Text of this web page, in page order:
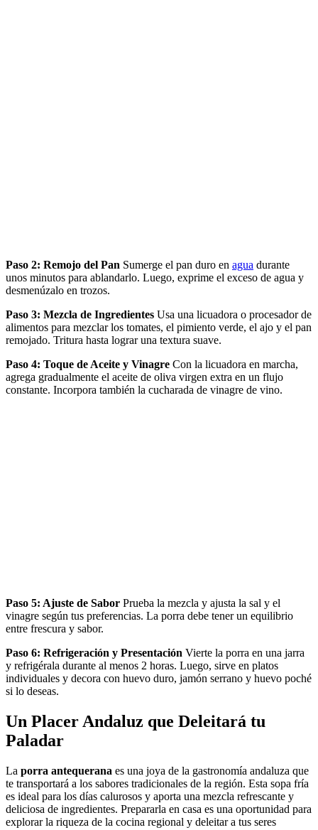
Paso 2: Remojo del Pan Sumerge el pan duro en agua durante
unos minutos para ablandarlo. Luego, exprime el exceso de agua y
desmenúzalo en trozos.
Paso 3: Mezcla de Ingredientes Usa una licuadora o procesador de
alimentos para mezclar los tomates, el pimiento verde, el ajo y el pan
remojado. Tritura hasta lograr una textura suave.
Paso 4: Toque de Aceite y Vinagre Con la licuadora en marcha,
agrega gradualmente el aceite de oliva virgen extra en un flujo
constante. Incorpora también la cucharada de vinagre de vino.
Paso 5: Ajuste de Sabor Prueba la mezcla y ajusta la sal y el
vinagre según tus preferencias. La porra debe tener un equilibrio
entre frescura y sabor.
Paso 6: Refrigeración y Presentación Vierte la porra en una jarra
y refrigérala durante al menos 2 horas. Luego, sirve en platos
individuales y decora con huevo duro, jamón serrano y huevo poché
si lo deseas.
Un Placer Andaluz que Deleitará tu
Paladar
La porra antequerana es una joya de la gastronomía andaluza que
te transportará a los sabores tradicionales de la región. Esta sopa fría
es ideal para los días calurosos y aporta una mezcla refrescante y
deliciosa de ingredientes. Prepararla en casa es una oportunidad para
explorar la riqueza de la cocina regional y deleitar a tus seres